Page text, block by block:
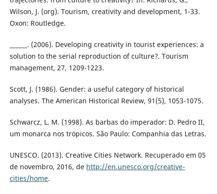
Wilson, J. (org). Tourism, creativity and development, 1-33.
Oxon: Routledge.
______. (2006). Developing creativity in tourist experiences: a
solution to the serial reproduction of culture?. Tourism
management, 27, 1209-1223.
Scott, J. (1986). Gender: a useful category of historical
analyses. The American Historical Review, 91(5), 1053-1075.
Schwarcz, L. M. (1998). As barbas do imperador: D. Pedro II,
um monarca nos trópicos. São Paulo: Companhia das Letras.
UNESCO. (2013). Creative Cities Network. Recuperado em 05
de novembro, 2016, de http://en.unesco.org/creative-
cities/home.